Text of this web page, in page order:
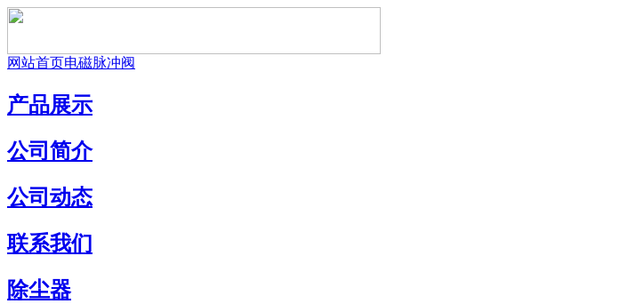
网站首页电磁脉冲阀
产品展示
公司简介
公司动态
联系我们
除尘器